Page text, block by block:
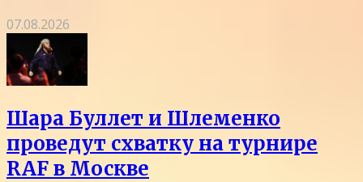
07.08.2026
Шара Буллет и Шлеменко
проведут схватку на турнире
RAF в Москве